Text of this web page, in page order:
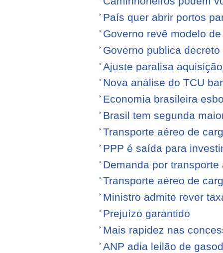
País quer abrir portos
Governo revê modelo
Governo publica
Ajuste paralisa
Nova análise do TCU
Economia brasileira
Brasil tem segunda
Transporte aéreo de
PPP é saída para
Demanda por
Transporte aéreo de
Ministro admite rever
Prejuízo garantido
Mais rapidez nas
ANP adia leilão de